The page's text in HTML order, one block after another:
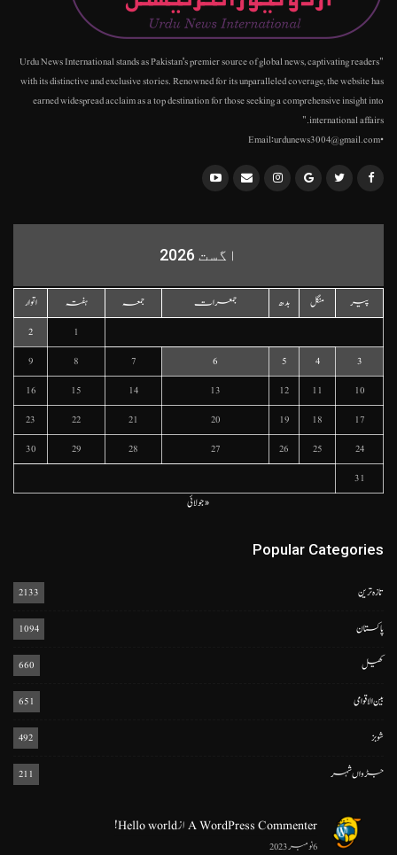
"Urdu News International stands as Pakistan's premier source of global news, captivating readers
with its distinctive and exclusive stories. Renowned for its unparalleled coverage, the website has
earned widespread acclaim as a top destination for those seeking a comprehensive insight into
international affairs."
•Email:urdunews3004@gmail.com
اگست 2026
پیر منگل بدھ جمعرات جمعہ ہفتہ
اتوار
1
2
3
4
5
6
7
8
9
10
11
12
13
14
15
16
17
18
19
20
21
22
23
24
25
26
27
28
29
30
31
« جولائی
Popular Categories
تازہ ترین 2133
پاکستان 1094
کھیل 660
بین الاقوامی 651
شوبز 492
جڑواں شہر 211
A WordPress CommenterازHello world!
6 نومبر 2023